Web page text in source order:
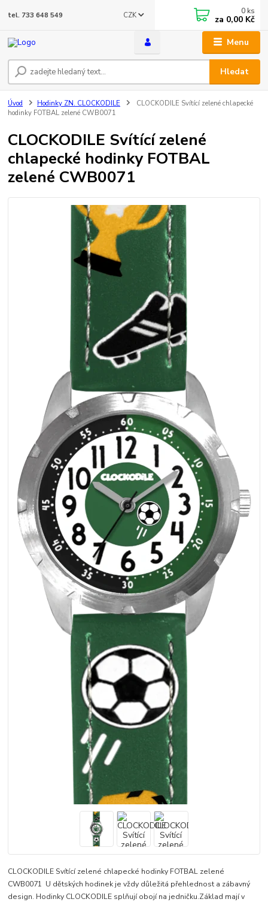
Menu
CZK
Hledat
tel. 733 648 549 0 ks
za 0,00 Kč
Úvod Hodinky ZN. CLOCKODILE
CLOCKODILE Svítící zelené chlapecké
hodinky FOTBAL zelené CWB0071
CLOCKODILE Svítící zelené
chlapecké hodinky FOTBAL
zelené CWB0071
CLOCKODILE Svítící zelené chlapecké hodinky FOTBAL zelené
CWB0071 U dětských hodinek je vždy důležitá přehlednost a zábavný
design. Hodinky CLOCKODILE splňují obojí na jedničku.Základ mají v